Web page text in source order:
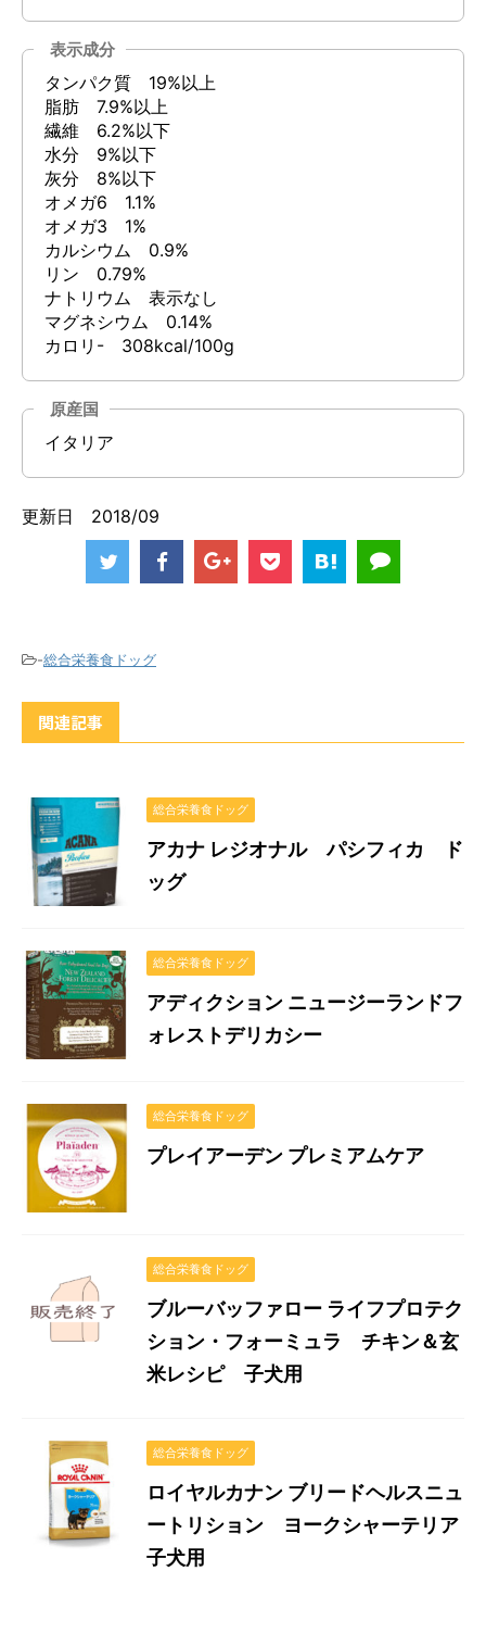
表示成分
タンパク質 19%以上
脂肪 7.9%以上
繊維 6.2%以下
水分 9%以下
灰分 8%以下
オメガ6 1.1%
オメガ3 1%
カルシウム 0.9%
リン 0.79%
ナトリウム 表示なし
マグネシウム 0.14%
カロリ- 308kcal/100g
原産国
イタリア
更新日 2018/09
-総合栄養食ドッグ
関連記事
総合栄養食ドッグ
アカナ レジオナル パシフィカ ド
ッグ
総合栄養食ドッグ
アディクション ニュージーランドフ
ォレストデリカシー
総合栄養食ドッグ
プレイアーデン プレミアムケア
総合栄養食ドッグ
ブルーバッファロー ライフプロテク
ション・フォーミュラ チキン＆玄
米レシピ 子犬用
総合栄養食ドッグ
ロイヤルカナン ブリードヘルスニュ
ートリション ヨークシャーテリア
子犬用